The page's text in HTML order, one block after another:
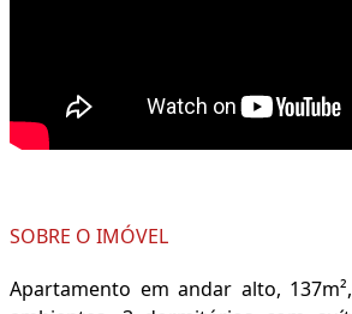
SOBRE O IMÓVEL
Apartamento em andar alto,